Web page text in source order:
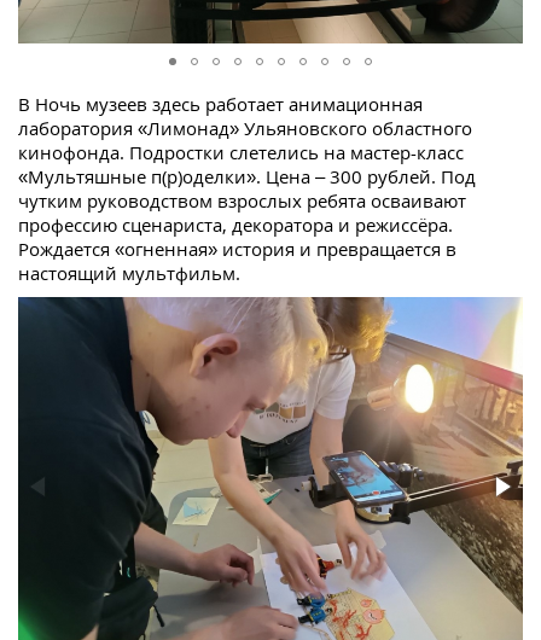
В Ночь музеев здесь работает анимационная
лаборатория «Лимонад» Ульяновского областного
кинофонда. Подростки слетелись на мастер-класс
«Мультяшные п(р)оделки». Цена – 300 рублей. Под
чутким руководством взрослых ребята осваивают
профессию сценариста, декоратора и режиссёра.
Рождается «огненная» история и превращается в
настоящий мультфильм.